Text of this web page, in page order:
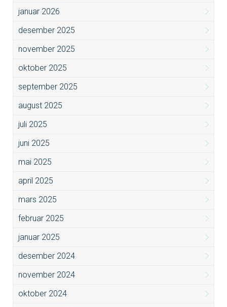
januar 2026
desember 2025
november 2025
oktober 2025
september 2025
august 2025
juli 2025
juni 2025
mai 2025
april 2025
mars 2025
februar 2025
januar 2025
desember 2024
november 2024
oktober 2024